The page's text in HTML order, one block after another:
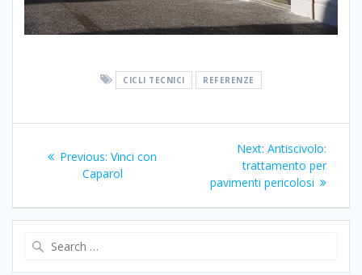
CICLI TECNICI REFERENZE
articoli
Previous: Previous
post:
Vinci con
Caparol
Next: Next
post:
Antiscivolo:
trattamento per
pavimenti pericolosi